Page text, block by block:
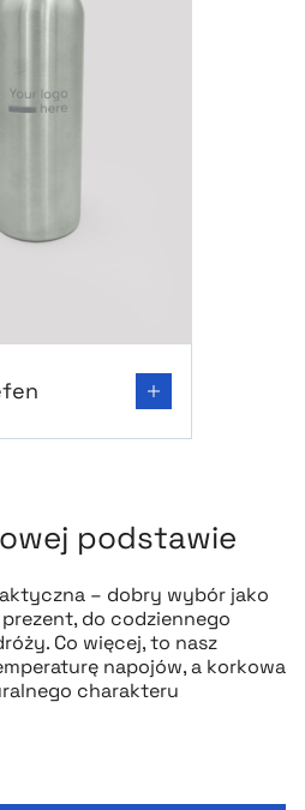
podstawie
– dobry wybór jako
do codziennego
Co więcej, to nasz
napojów, a korkowa
charakteru